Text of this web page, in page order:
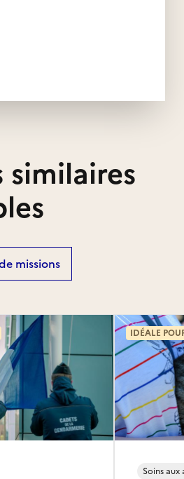
similaires
missions
Soins aux
IDÉALE